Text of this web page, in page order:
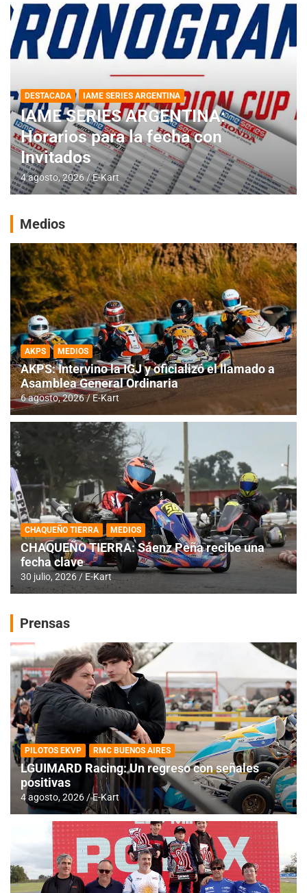
DESTACADA IAME SERIES ARGENTINA
IAME SERIES ARGENTINA:
Horarios para la fecha con
Invitados
4 agosto, 2026 E-Kart
Medios
AKPS MEDIOS
AKPS: Intervino la IGJ y oficializó el llamado a
Asamblea General Ordinaria
6 agosto, 2026 E-Kart
CHAQUEÑO TIERRA MEDIOS
CHAQUEÑO TIERRA: Sáenz Peña recibe una
fecha clave
30 julio, 2026 E-Kart
Prensas
PILOTOS EKVP RMC BUENOS AIRES
LGUIMARD Racing: Un regreso con señales
positivas
4 agosto, 2026 E-Kart